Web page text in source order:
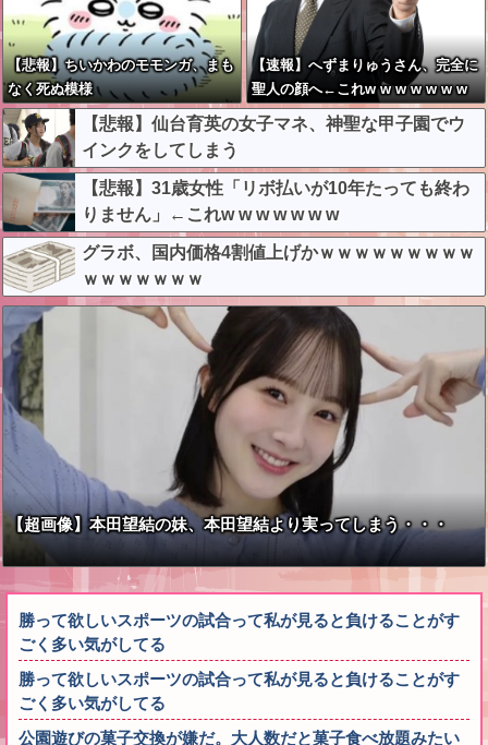
【悲報】ちいかわのモモンガ、まも
なく死ぬ模様
【速報】へずまりゅうさん、完全に
聖人の顔へ←これw w w w w w w
w
【悲報】仙台育英の女子マネ、神聖な甲子園でウ
インクをしてしまう
【悲報】31歳女性「リボ払いが10年たっても終わ
りません」←これw w w w w w w
グラボ、国内価格4割値上げかｗｗｗｗｗｗｗｗｗ
ｗｗｗｗｗｗｗ
【超画像】本田望結の妹、本田望結より実ってしまう・・・
勝って欲しいスポーツの試合って私が見ると負けることがす
ごく多い気がしてる
勝って欲しいスポーツの試合って私が見ると負けることがす
ごく多い気がしてる
公園遊びの菓子交換が嫌だ。大人数だと菓子食べ放題みたい